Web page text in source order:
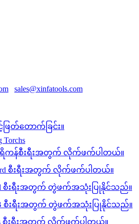
sales@xinfatools.com
ဖြတ်တောက်ခြင်း။
Torchs
ကန်စီးရီးအတွက် လိုက်ဖက်ပါတယ်။
စီးရီးအတွက် လိုက်ဖက်ပါတယ်။
စီးရီးအတွက် တွဲဖက်အသုံးပြုနိုင်သည်။
စီးရီးအတွက် တွဲဖက်အသုံးပြုနိုင်သည်။
စီးရီးအတွက် လိုက်ဖက်ပါတယ်။